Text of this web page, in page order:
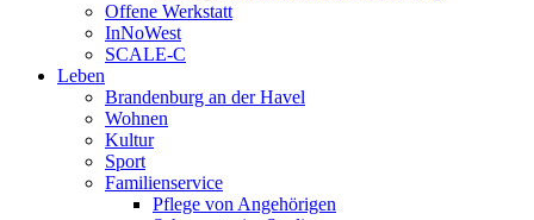
Offene Werkstatt
InNoWest
SCALE-C
Leben
Brandenburg an der Havel
Wohnen
Kultur
Sport
Familienservice
Pflege von Angehörigen